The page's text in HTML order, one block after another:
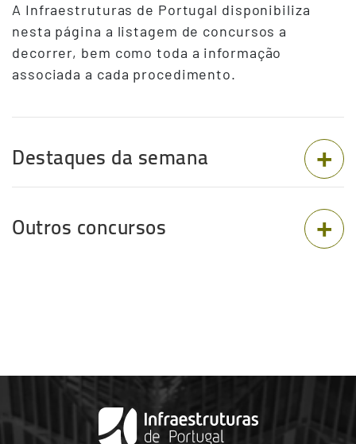
A Infraestruturas de Portugal disponibiliza
nesta página a listagem de concursos a
decorrer, bem como toda a informação
associada a cada procedimento.
Destaques da semana
Outros concursos